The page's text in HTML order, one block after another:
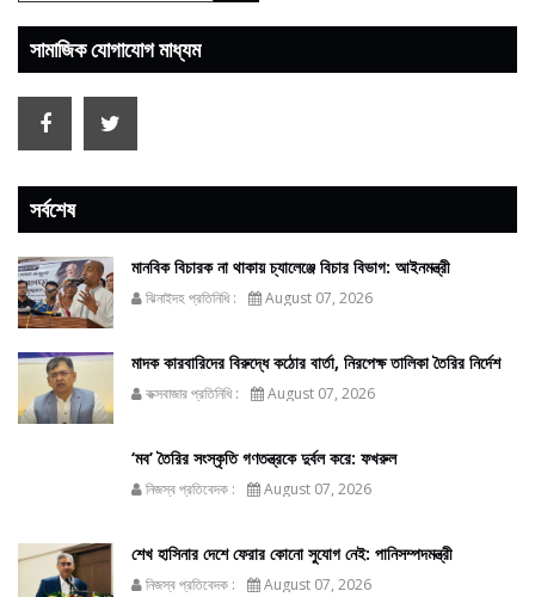
সামাজিক যোগাযোগ মাধ্যম
সর্বশেষ
মানবিক বিচারক না থাকায় চ্যালেঞ্জে বিচার বিভাগ: আইনমন্ত্রী
ঝিনাইদহ প্রতিনিধি : August 07, 2026
মাদক কারবারিদের বিরুদ্ধে কঠোর বার্তা, নিরপেক্ষ তালিকা তৈরির নির্দেশ
কক্সবাজার প্রতিনিধি : August 07, 2026
‘মব’ তৈরির সংস্কৃতি গণতন্ত্রকে দুর্বল করে: ফখরুল
নিজস্ব প্রতিবেদক : August 07, 2026
শেখ হাসিনার দেশে ফেরার কোনো সুযোগ নেই: পানিসম্পদমন্ত্রী
নিজস্ব প্রতিবেদক : August 07, 2026